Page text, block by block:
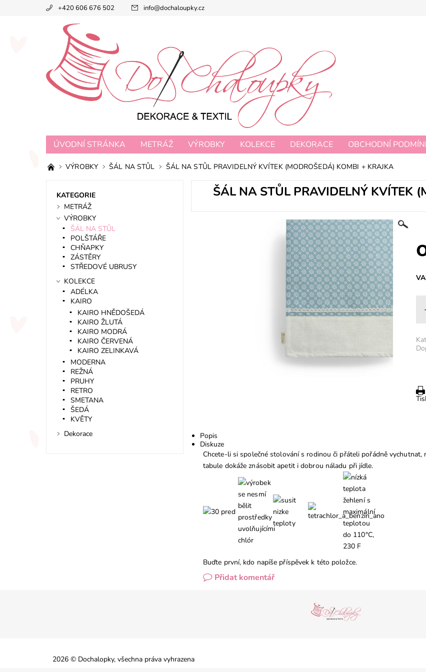
+420 606 676 502 info@dochaloupky.cz
ÚVODNÍ STRÁNKA METRÁŽ VÝROBKY KOLEKCE DEKORACE OBCHODNÍ
VÝROBKY ŠÁL NA STŮL ŠÁL NA STŮL PRAVIDELNÝ KVÍTEK (MODROŠEDÁ) KOMBI + KRAJKA
ŠÁL NA STŮL PRAVIDELNÝ KVÍTEK
Popis
Diskuze
Chcete-li si společné stolování s rodinou či přáteli pořádně
tabule dokáže znásobit apetit i dobrou náladu při jídle.
Buďte první, kdo napíše příspěvek k této položce.
Přidat komentář
KATEGORIE
METRÁŽ
VÝROBKY
ŠÁL NA STŮL
POLŠTÁŘE
CHŇAPKY
ZÁSTĚRY
STŘEDOVÉ UBRUSY
KOLEKCE
ADÉLKA
KAIRO
KAIRO HNĚDOŠEDÁ
KAIRO ŽLUTÁ
KAIRO MODRÁ
KAIRO ČERVENÁ
KAIRO ZELINKAVÁ
MODERNA
REŽNÁ
PRUHY
RETRO
SMETANA
ŠEDÁ
KVĚTY
Dekorace
2026 © Dochalopky, všechna práva vyhrazena